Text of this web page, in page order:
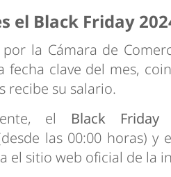
el Black Friday
por la Cámara de
fecha clave del mes,
recibe su salario.
el Black Friday
las 00:00 horas) y
el sitio web oficial de la